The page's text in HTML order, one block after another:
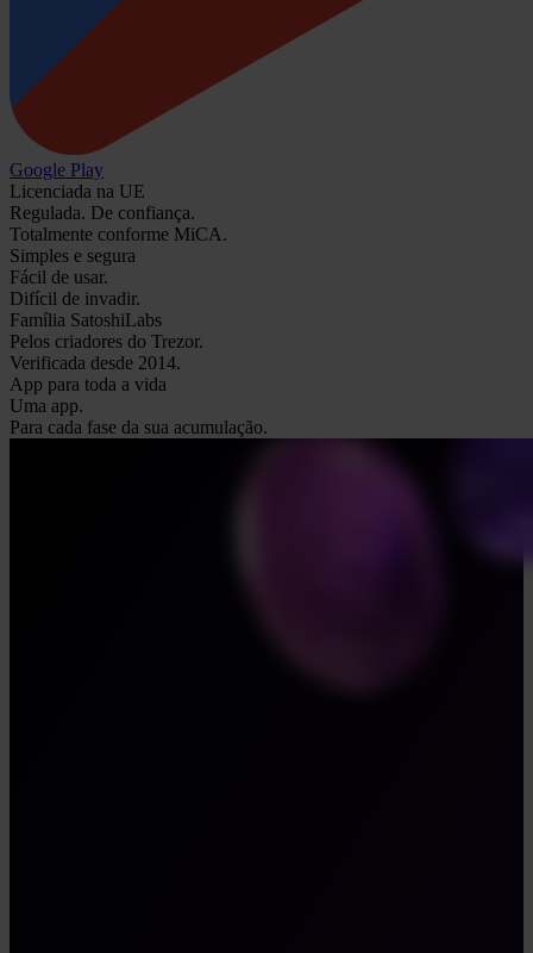
Google Play
Licenciada na UE
Regulada. De confiança.
Totalmente conforme MiCA.
Simples e segura
Fácil de usar.
Difícil de invadir.
Família SatoshiLabs
Pelos criadores do Trezor.
Verificada desde 2014.
App para toda a vida
Uma app.
Para cada fase da sua acumulação.